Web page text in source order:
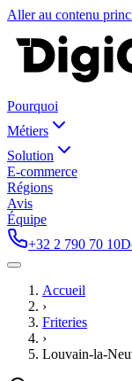
Aller au contenu
Pourquoi
Métiers
Solution
E-commerce
Régions
Avis
Équipe
+32 2 790 70 10
Accueil
›
Friteries
›
Louvain-la-